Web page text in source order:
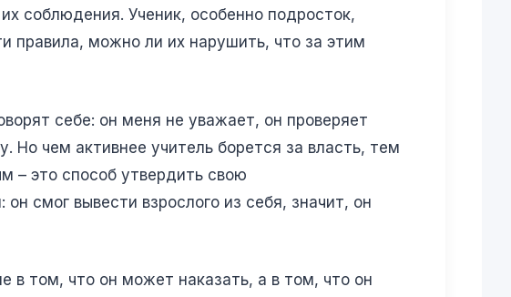
соблюдения. Ученик, особенно подросток,
правила, можно ли их нарушить, что за этим
себе: он меня не уважает, он проверяет
Но чем активнее учитель борется за власть, тем
– это способ утвердить свою
смог вывести взрослого из себя, значит, он
в том, что он может наказать, а в том, что он